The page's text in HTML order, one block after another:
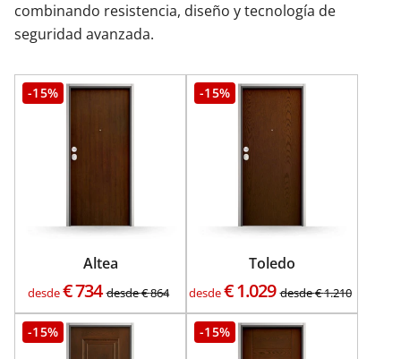
combinando resistencia, diseño y tecnología de
seguridad avanzada.
-15%
Altea
desde€734 desde€864
-15%
Toledo
desde€1.029 desde€1.210
-15% -15%